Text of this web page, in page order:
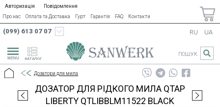
Авторизація
Повідомлення
Про нас
Оплата та Доставка Гурт Гарантія FAQ Контакти
(099) 613 07 07
КАТАЛОГ
RU UA
ПОШУК
Дозатори для мила
ДОЗАТОР ДЛЯ РІДКОГО МИЛА QTAP
LIBERTY QTLIBBLM11522 BLACK